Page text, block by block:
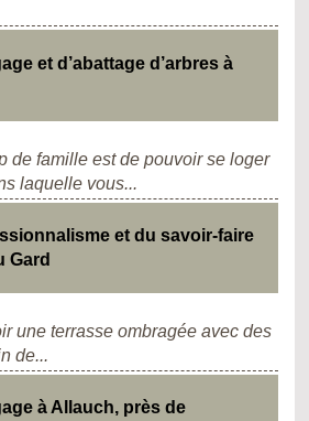
et d’abattage d’arbres à
de famille est de pouvoir se loger
laquelle vous...
et du savoir-faire
Gard
une terrasse ombragée avec des
de...
à Allauch, près de